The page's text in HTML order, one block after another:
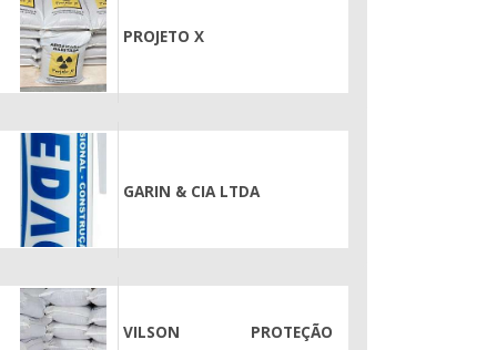
PROJETO X
GARIN & CIA LTDA
VILSON PROTEÇÃO